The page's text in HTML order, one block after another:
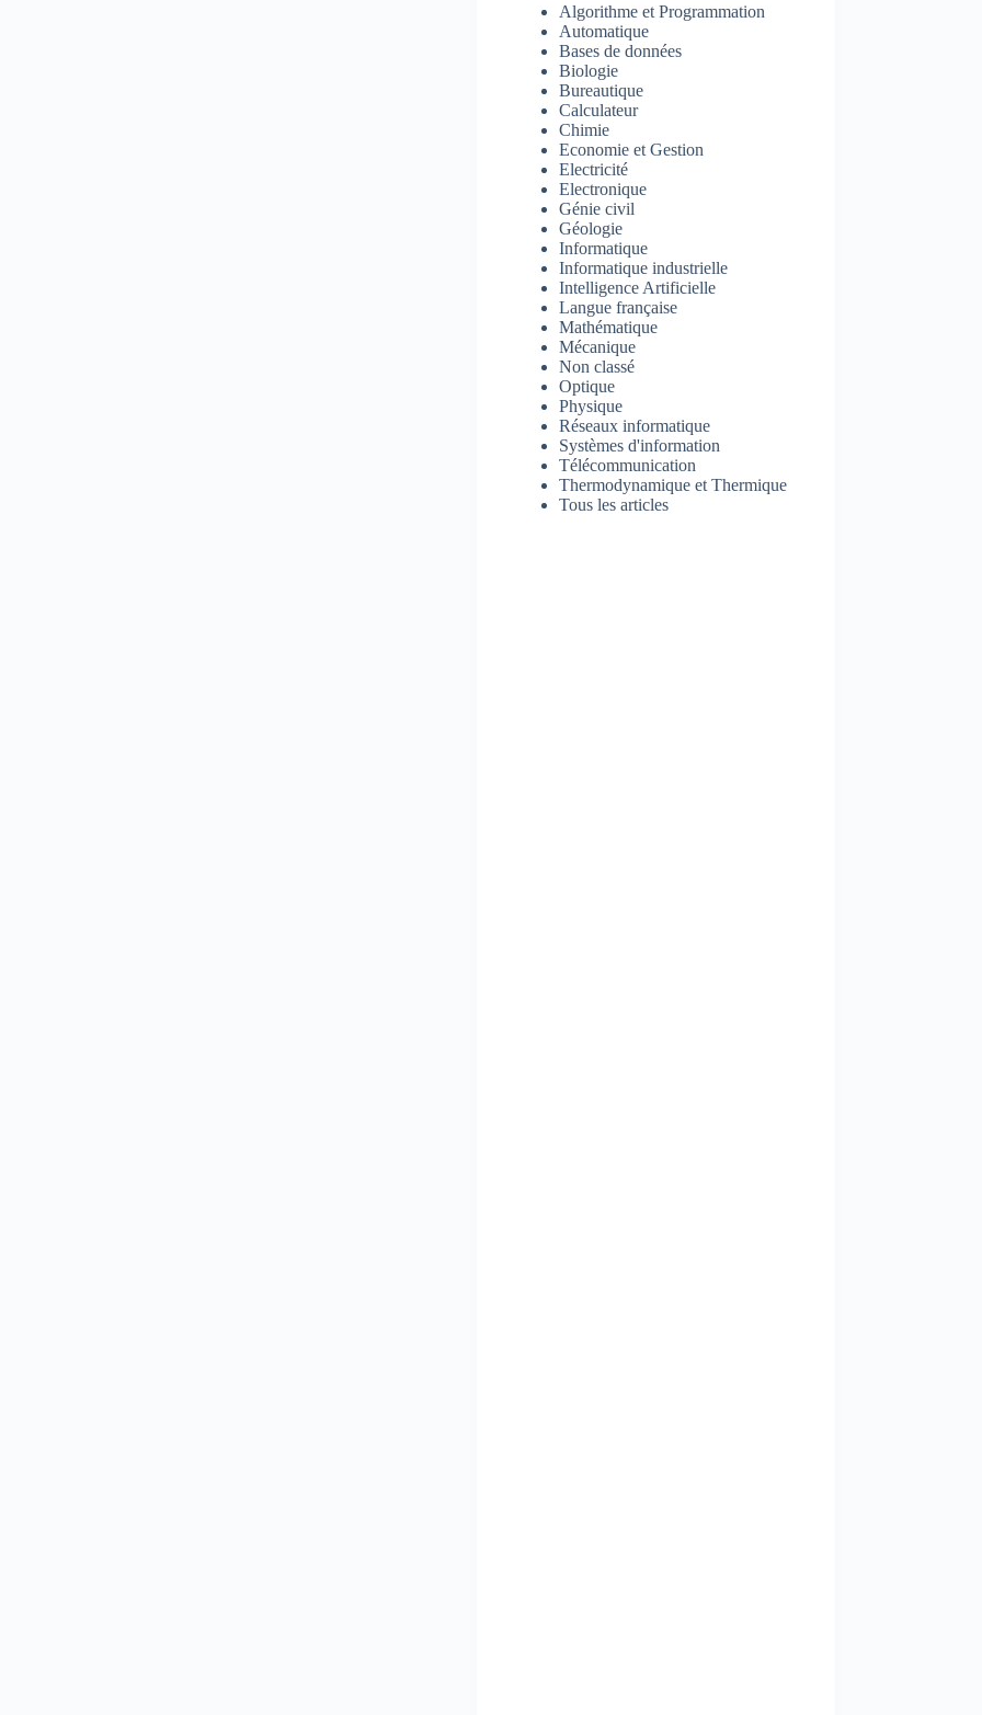
Algorithme et Programmation
Automatique
Bases de données
Biologie
Bureautique
Calculateur
Chimie
Economie et Gestion
Electricité
Electronique
Génie civil
Géologie
Informatique
Informatique industrielle
Intelligence Artificielle
Langue française
Mathématique
Mécanique
Non classé
Optique
Physique
Réseaux informatique
Systèmes d'information
Télécommunication
Thermodynamique et Thermique
Tous les articles